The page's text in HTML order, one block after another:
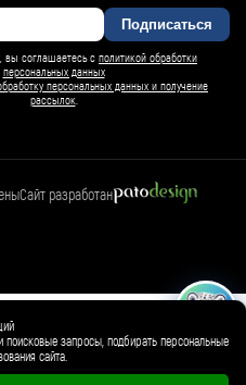
Подписаться
вы соглашаетесь с политикой обработки
персональных данных
персональных данных и получение
рассылок
Сайт разработан
запросы, подбирать персональные
сайта.
БАРСИ ИИ